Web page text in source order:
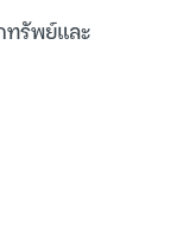
รัพย์และ